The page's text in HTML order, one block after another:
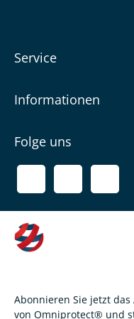
Service
Informationen
Folge uns
Abonnieren Sie jetzt
von Omniprotect® und